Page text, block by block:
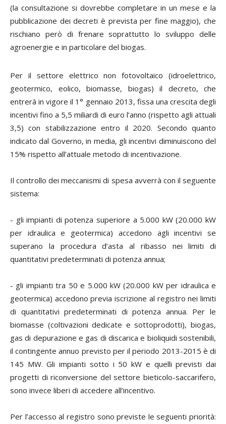
(la consultazione si dovrebbe completare in un mese e la
pubblicazione dei decreti è prevista per fine maggio), che
rischiano però di frenare soprattutto lo sviluppo delle
agroenergie e in particolare del biogas.
Per il settore elettrico non fotovoltaico (idroelettrico,
geotermico, eolico, biomasse, biogas) il decreto, che
entrerà in vigore il 1° gennaio 2013, fissa una crescita degli
incentivi fino a 5,5 miliardi di euro l’anno (rispetto agli attuali
3,5) con stabilizzazione entro il 2020. Secondo quanto
indicato dal Governo, in media, gli incentivi diminuiscono del
15% rispetto all’attuale metodo di incentivazione.
Il controllo dei meccanismi di spesa avverrà con il seguente
sistema:
- gli impianti di potenza superiore a 5.000 kW (20.000 kW
per idraulica e geotermica) accedono agli incentivi se
superano la procedura d’asta al ribasso nei limiti di
quantitativi predeterminati di potenza annua;
- gli impianti tra 50 e 5.000 kW (20.000 kW per idraulica e
geotermica) accedono previa iscrizione al registro nei limiti
di quantitativi predeterminati di potenza annua. Per le
biomasse (coltivazioni dedicate e sottoprodotti), biogas,
gas di depurazione e gas di discarica e bioliquidi sostenibili,
il contingente annuo previsto per il periodo 2013-2015 è di
145 MW. Gli impianti sotto i 50 kW e quelli previsti dai
progetti di riconversione del settore bieticolo-saccarifero,
sono invece liberi di accedere all’incentivo.
Per l’accesso al registro sono previste le seguenti priorità: